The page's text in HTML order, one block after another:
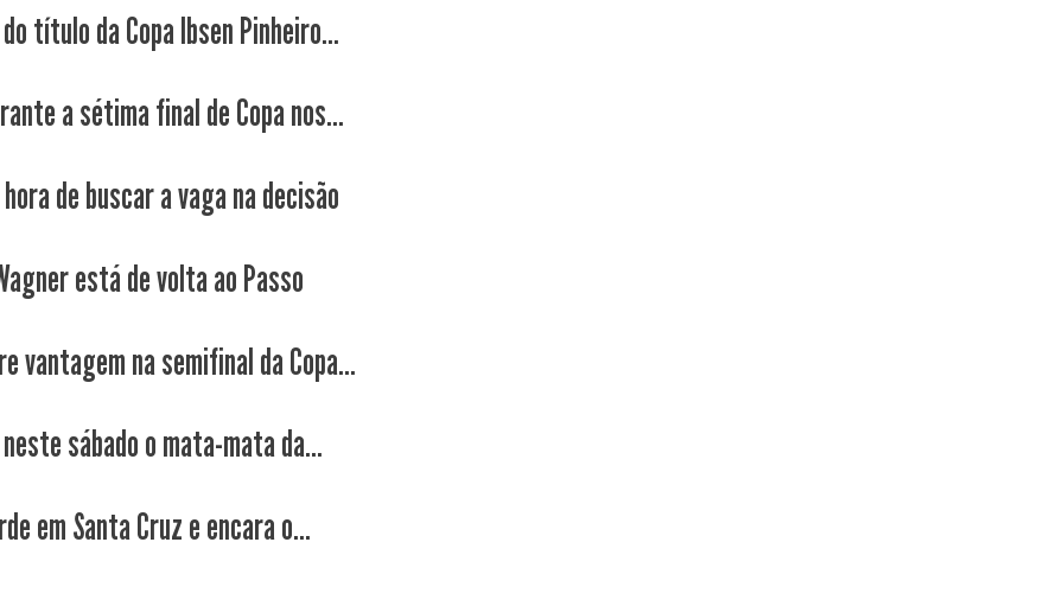
título da Copa Ibsen Pinheiro...
a sétima final de Copa nos...
de buscar a vaga na decisão
está de volta ao Passo
vantagem na semifinal da Copa...
sábado o mata-mata da...
em Santa Cruz e encara o...